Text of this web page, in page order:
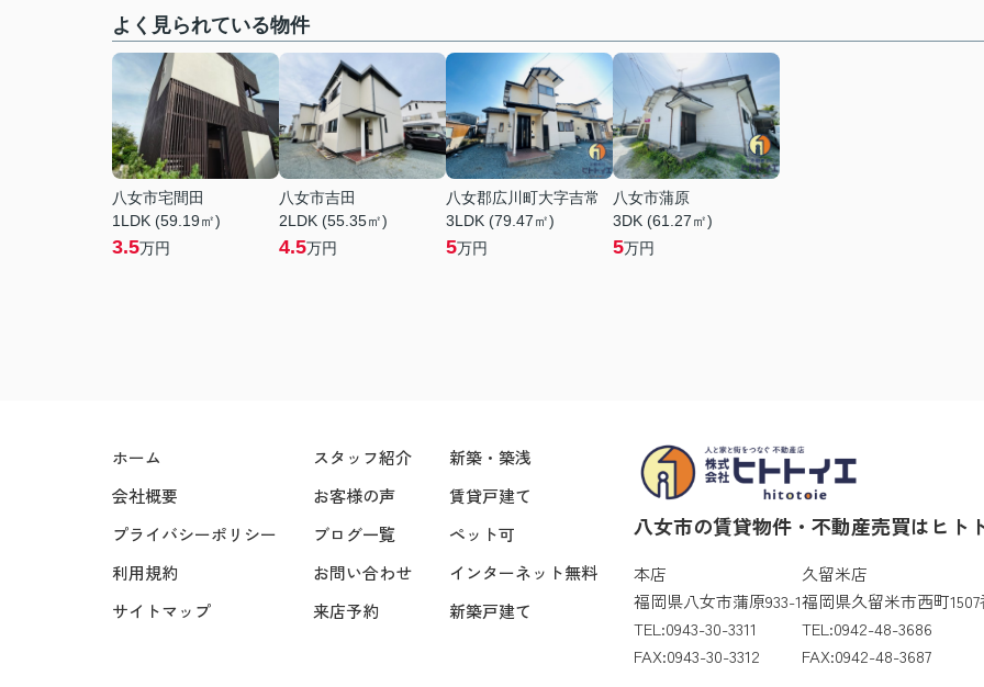
よく見られている物件
八女市宅間田
1LDK (59.19㎡)
3.5万円
八女市吉田
2LDK (55.35㎡)
4.5万円
八女郡広川町大字吉常
3LDK (79.47㎡)
5万円
八女市蒲原
3DK (61.27㎡)
5万円
ホーム
会社概要
プライバシーポリシー
利用規約
サイトマップ
スタッフ紹介
お客様の声
ブログ一覧
お問い合わせ
来店予約
新築・築浅
賃貸戸建て
ペット可
インターネット無料
新築戸建て
八女市の賃貸物件・不動産売買はヒト
本店
福岡県八女市蒲原933-1
TEL:0943-30-3311
FAX:0943-30-3312
久留米店
福岡県久留米市西町
TEL:0942-48-3686
FAX:0942-48-3687